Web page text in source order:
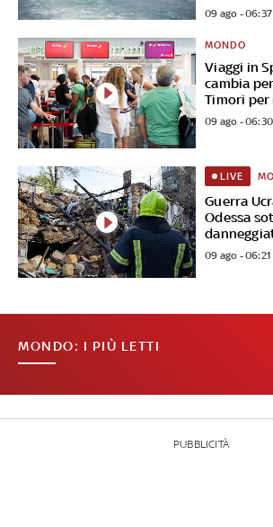
09 ago - 06:37
Viaggi in
cambia
Timori
MONDO
09 ago - 06:30
Guerra
Odessa
LIVE
09 ago - 06:21
MONDO: I PIÙ LETTI
PUBBLICITÀ